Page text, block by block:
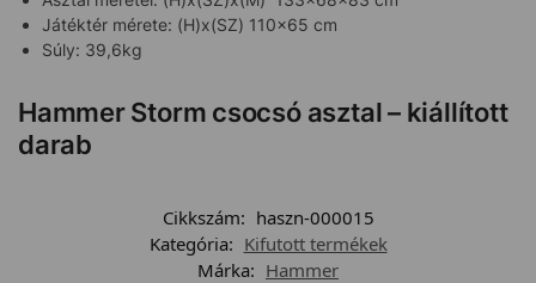
Játéktér mérete: (H)x(SZ) 110×65 cm
Súly: 39,6kg
Hammer Storm csocsó asztal – kiállított
darab
Cikkszám: haszn-000015
Kategória: Kifutott termékek
Márka: Hammer